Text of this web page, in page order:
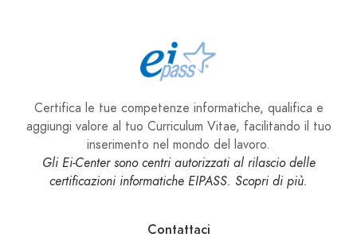
Certifica le tue competenze informatiche, qualifica e
aggiungi valore al tuo Curriculum Vitae, facilitando il tuo
inserimento nel mondo del lavoro.
Gli Ei-Center sono centri autorizzati al rilascio delle
certificazioni informatiche EIPASS. Scopri di più.
Contattaci